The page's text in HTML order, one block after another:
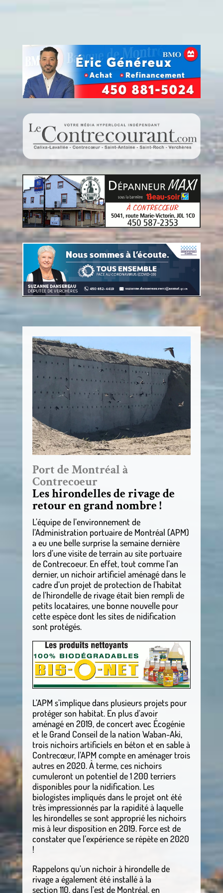
Port de Montréal à
Contrecoeur
Les hirondelles de rivage de
retour en grand nombre !
L’équipe de l’environnement de
l’Administration portuaire de Montréal (APM)
a eu une belle surprise la semaine dernière
lors d’une visite de terrain au site portuaire
de Contrecoeur. En effet, tout comme l’an
dernier, un nichoir artificiel aménagé dans le
cadre d’un projet de protection de l’habitat
de l’hirondelle de rivage était bien rempli de
petits locataires, une bonne nouvelle pour
cette espèce dont les sites de nidification
sont protégés.
L’APM s’implique dans plusieurs projets pour
protéger son habitat. En plus d’avoir
aménagé en 2019, de concert avec Écogénie
et le Grand Conseil de la nation Waban-Aki,
trois nichoirs artificiels en béton et en sable à
Contrecœur, l’APM compte en aménager trois
autres en 2020. À terme, ces nichoirs
cumuleront un potentiel de 1 200 terriers
disponibles pour la nidification. Les
biologistes impliqués dans le projet ont été
très impressionnés par la rapidité à laquelle
les hirondelles se sont approprié les nichoirs
mis à leur disposition en 2019. Force est de
constater que l’expérience se répète en 2020
!
Rappelons qu’un nichoir à hirondelle de
rivage a également été installé à la
section 110, dans l’est de Montréal, en